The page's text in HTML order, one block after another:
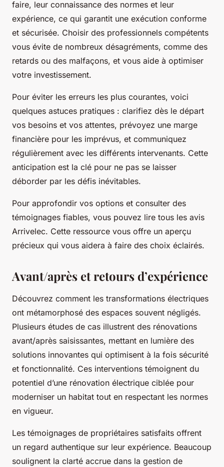
faire, leur connaissance des normes et leur
expérience, ce qui garantit une exécution conforme
et sécurisée. Choisir des professionnels compétents
vous évite de nombreux désagréments, comme des
retards ou des malfaçons, et vous aide à optimiser
votre investissement.
Pour éviter les erreurs les plus courantes, voici
quelques astuces pratiques : clarifiez dès le départ
vos besoins et vos attentes, prévoyez une marge
financière pour les imprévus, et communiquez
régulièrement avec les différents intervenants. Cette
anticipation est la clé pour ne pas se laisser
déborder par les défis inévitables.
Pour approfondir vos options et consulter des
témoignages fiables, vous pouvez lire tous les avis
Arrivelec. Cette ressource vous offre un aperçu
précieux qui vous aidera à faire des choix éclairés.
Avant/après et retours d’expérience
Découvrez comment les transformations électriques
ont métamorphosé des espaces souvent négligés.
Plusieurs études de cas illustrent des rénovations
avant/après saisissantes, mettant en lumière des
solutions innovantes qui optimisent à la fois sécurité
et fonctionnalité. Ces interventions témoignent du
potentiel d’une rénovation électrique ciblée pour
moderniser un habitat tout en respectant les normes
en vigueur.
Les témoignages de propriétaires satisfaits offrent
un regard authentique sur leur expérience. Beaucoup
soulignent la clarté accrue dans la gestion de